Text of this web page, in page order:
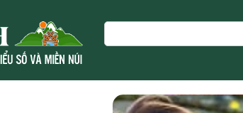
Search